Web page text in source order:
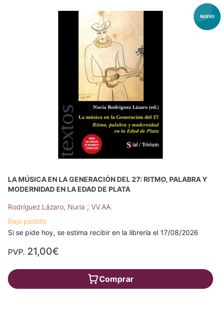
LA MÚSICA EN LA GENERACIÓN DEL 27: RITMO, PALABRA Y
MODERNIDAD EN LA EDAD DE PLATA
Rodríguez Lázaro, Nuria ; VV.AA.
Bajo pedido
Si se pide hoy, se estima recibir en la librería el 17/08/2026
PVP. 21,00€
Comprar